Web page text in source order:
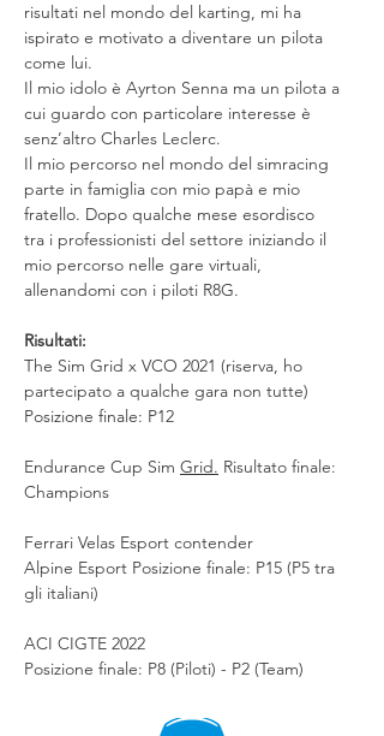
risultati nel mondo del karting, mi ha
ispirato e motivato a diventare un pilota
come lui.
Il mio idolo è Ayrton Senna ma un pilota a
cui guardo con particolare interesse è
senz’altro Charles Leclerc.
Il mio percorso nel mondo del simracing
parte in famiglia con mio papà e mio
fratello. Dopo qualche mese esordisco
tra i professionisti del settore iniziando il
mio percorso nelle gare virtuali,
allenandomi con i piloti R8G.
Risultati:
The Sim Grid x VCO 2021 (riserva, ho
partecipato a qualche gara non tutte)
Posizione finale: P12
Endurance Cup Sim Grid. Risultato finale:
Champions
Ferrari Velas Esport contender
Alpine Esport Posizione finale: P15 (P5 tra
gli italiani)
ACI CIGTE 2022
Posizione finale: P8 (Piloti) - P2 (Team)